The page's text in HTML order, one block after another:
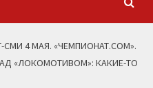
СМИ 4 МАЯ. «ЧЕМПИОНАТ.COM».
«ЛОКОМОТИВОМ»: КАКИЕ-ТО